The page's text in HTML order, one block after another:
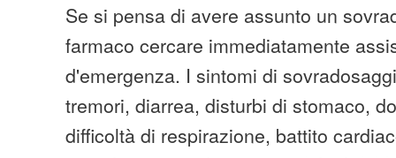
Se si pensa di avere assunto un
farmaco cercare immediatamente
d'emergenza. I sintomi di
tremori, diarrea, disturbi di stomaco,
difficoltà di respirazione, battito